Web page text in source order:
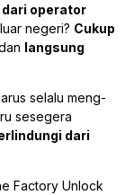
dari operator
negeri? Cukup
langsung
selalu meng-
sesegera
dari
Factory Unlock